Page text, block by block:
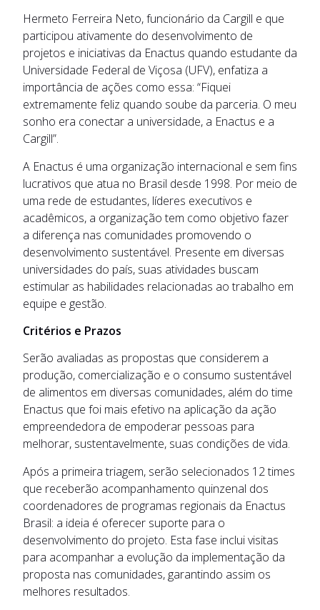
Hermeto Ferreira Neto, funcionário da Cargill e que
participou ativamente do desenvolvimento de
projetos e iniciativas da Enactus quando estudante da
Universidade Federal de Viçosa (UFV), enfatiza a
importância de ações como essa: “Fiquei
extremamente feliz quando soube da parceria. O meu
sonho era conectar a universidade, a Enactus e a
Cargill”.
A Enactus é uma organização internacional e sem fins
lucrativos que atua no Brasil desde 1998. Por meio de
uma rede de estudantes, líderes executivos e
acadêmicos, a organização tem como objetivo fazer
a diferença nas comunidades promovendo o
desenvolvimento sustentável. Presente em diversas
universidades do país, suas atividades buscam
estimular as habilidades relacionadas ao trabalho em
equipe e gestão.
Critérios e Prazos
Serão avaliadas as propostas que considerem a
produção, comercialização e o consumo sustentável
de alimentos em diversas comunidades, além do time
Enactus que foi mais efetivo na aplicação da ação
empreendedora de empoderar pessoas para
melhorar, sustentavelmente, suas condições de vida.
Após a primeira triagem, serão selecionados 12 times
que receberão acompanhamento quinzenal dos
coordenadores de programas regionais da Enactus
Brasil: a ideia é oferecer suporte para o
desenvolvimento do projeto. Esta fase inclui visitas
para acompanhar a evolução da implementação da
proposta nas comunidades, garantindo assim os
melhores resultados.